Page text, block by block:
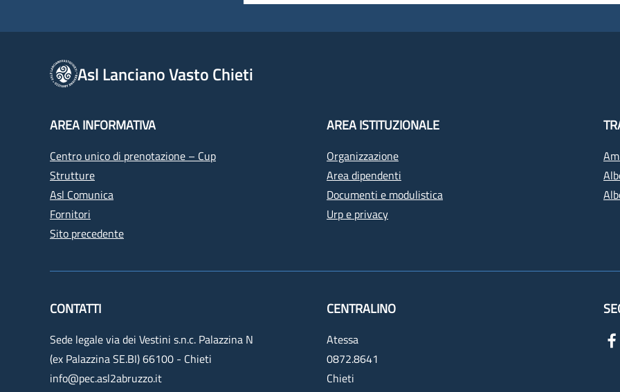
Asl Lanciano Vasto Chieti
AREA INFORMATIVA
Centro unico di prenotazione – Cup
Strutture
Asl Comunica
Fornitori
Sito precedente
AREA ISTITUZIONALE
Organizzazione
Area dipendenti
Documenti e modulistica
Urp e privacy
CONTATTI
Sede legale via dei Vestini s.n.c. Palazzina N
(ex Palazzina SE.BI) 66100 - Chieti
info@pec.asl2abruzzo.it
CENTRALINO
Atessa
0872.8641
Chieti